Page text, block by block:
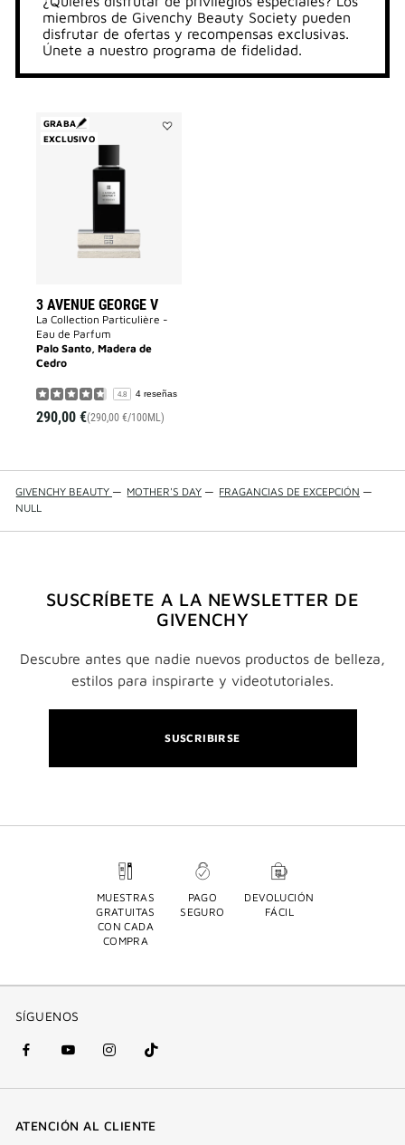
miembros de Givenchy Beauty Society pueden
disfrutar de ofertas y recompensas exclusivas.
Únete a nuestro programa de fidelidad.
GRABA
EXCLUSIVO
3 AVENUE GEORGE V
La Collection Particulière -
Eau de Parfum
Palo Santo, Madera de
Cedro
4.8 4 reseñas
290,00 €(290,00 €/100ML)
GIVENCHY BEAUTY — MOTHER'S DAY — FRAGANCIAS DE EXCEPCIÓN —
NULL
SUSCRÍBETE A LA NEWSLETTER DE
GIVENCHY
Descubre antes que nadie nuevos productos de belleza,
estilos para inspirarte y videotutoriales.
SUSCRIBIRSE
MUESTRAS
GRATUITAS
CON CADA
COMPRA
PAGO
SEGURO
DEVOLUCIÓN
FÁCIL
SÍGUENOS
Facebook
(nueva
YouTube
(nueva
Instagram
(nueva
Tik
Tok
ventana)
ATENCIÓN AL CLIENTE